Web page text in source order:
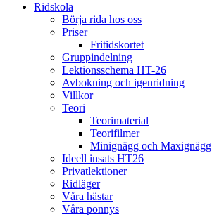
Ridskola
Börja rida hos oss
Priser
Fritidskortet
Gruppindelning
Lektionsschema HT-26
Avbokning och igenridning
Villkor
Teori
Teorimaterial
Teorifilmer
Minignägg och Maxignägg
Ideell insats HT26
Privatlektioner
Ridläger
Våra hästar
Våra ponnys